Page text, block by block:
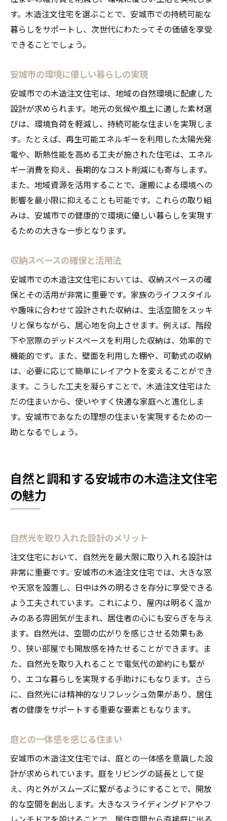
す。木造注文住宅を選ぶことで、安城市での持続可能な
暮らしをサポートし、次世代にわたってその価値を享受
できることでしょう。
安城市の環境に優しい暮らしの実現
安城市での木造注文住宅は、地域の自然環境に配慮した
設計が求められます。地元の気候や風土に適した素材選
びは、環境負荷を軽減し、持続可能な住まいを実現しま
す。たとえば、再生可能エネルギーを利用した太陽光発
電や、断熱性能を高める工夫が施された住宅は、エネル
ギー消費を抑え、長期的なコスト削減にも寄与します。
また、地域資源を活用することで、運搬による環境への
影響を最小限に抑えることも可能です。これらの取り組
みは、安城市での健康的で環境に優しい暮らしを実現す
るための大きな一歩となります。
収納スペースの確保と活用法
安城市での木造注文住宅においては、収納スペースの確
保とその活用が非常に重要です。家族のライフスタイル
や趣味に合わせて設計された収納は、生活空間をスッキ
リと保ちながら、居心地を向上させます。例えば、階段
下や窓際のデッドスペースを利用した収納は、効率的で
機能的です。また、壁面を利用した棚や、可動式の収納
は、必要に応じて簡単にレイアウトを変えることができ
ます。こうした工夫を凝らすことで、木造注文住宅はた
だの住まいから、使いやすく快適な家庭へと進化しま
す。安城市であなたの理想の住まいを実現するための一
助となるでしょう。
自然と調和する安城市の木造注文住宅
の魅力
自然光を取り入れた設計のメリット
注文住宅において、自然光を最大限に取り入れる設計は
非常に重要です。安城市の木造注文住宅では、大きな窓
や天窓を設置し、日中は外の明るさを存分に享受できる
よう工夫されています。これにより、屋内は明るく温か
みのある雰囲気が生まれ、居住者の心にも安らぎを与え
ます。自然光は、空間の広がりを感じさせる効果もあ
り、狭い部屋でも開放感を持たせることができます。ま
た、自然光を取り入れることで電気代の節約にも繋が
り、エコな暮らしを実現する手助けにもなります。さら
に、自然光には精神的なリフレッシュ効果があり、居住
者の健康をサポートする重要な要素ともなります。
庭との一体感を感じる住まい
安城市の木造注文住宅では、庭との一体感を意識した設
計が求められています。庭をリビングの延長として捉
え、内と外がスムーズに繋がるようにすることで、開放
的な空間を創出します。大きなスライディングドアやフ